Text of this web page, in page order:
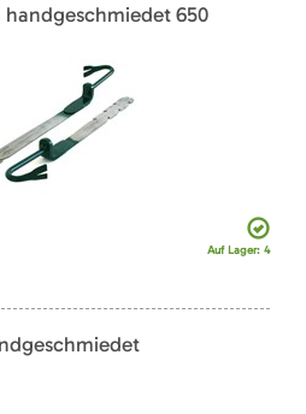
650
Auf Lager: 4